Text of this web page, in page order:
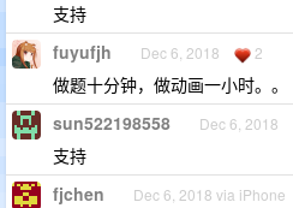
支持
fuyufjh Dec 6, 2018 2
做题十分钟，做动画一小时。。
sun522198558 Dec 6, 2018
支持
fjchen Dec 6, 2018 via iPhone